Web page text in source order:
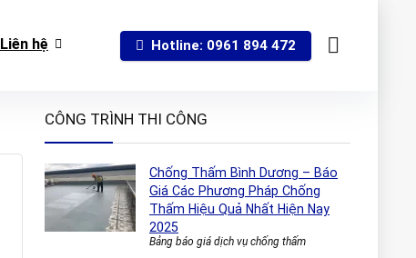
Liên hệ Hotline: 0961 894 472
CÔNG TRÌNH THI CÔNG
Chống Thấm Bình Dương – Báo
Giá Các Phương Pháp Chống
Thấm Hiệu Quả Nhất Hiện Nay
2025
Bảng báo giá dịch vụ chống thấm